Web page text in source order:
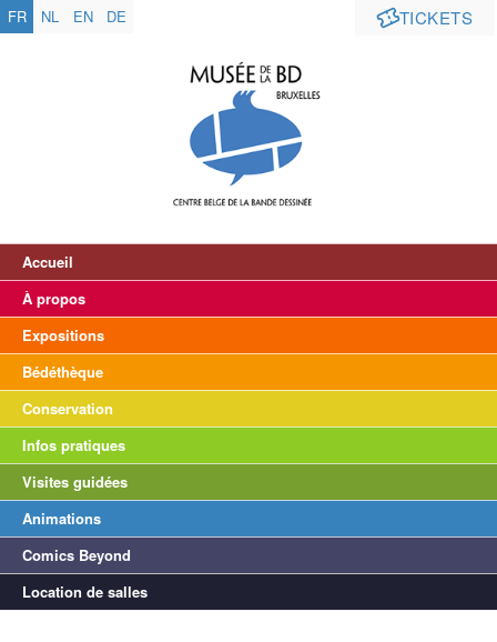
TICKETS
FR NL EN DE
Accueil
À propos
Expositions
Bédéthèque
Conservation
Infos pratiques
Visites guidées
Animations
Comics Beyond
Location de salles